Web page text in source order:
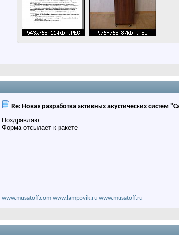
Re: Новая разработка активных акустических систем
Поздравляю!
Форма отсылает к ракете
www.musatoff.com www.lampovik.ru www.musatoff.ru